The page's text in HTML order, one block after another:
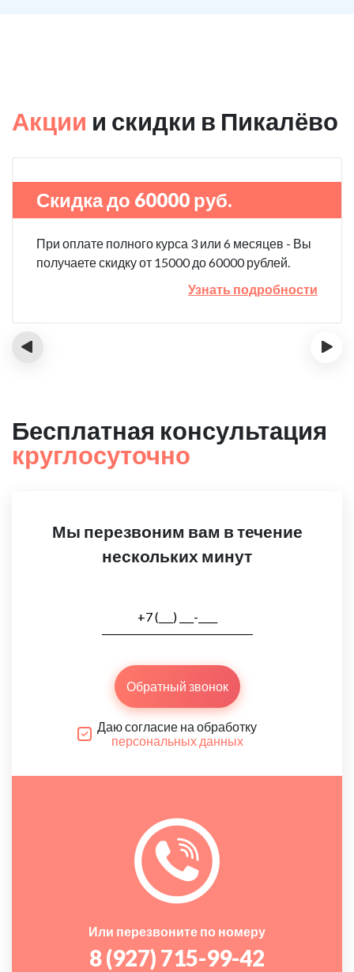
Акции и скидки в Пикалёво
Скидка до 60000 руб.
При оплате полного курса 3 или 6 месяцев - Вы
получаете скидку от 15000 до 60000 рублей.
Узнать подробности
‹ ›
Бесплатная консультация
круглосуточно
Мы перезвоним вам в течение
нескольких минут
Обратный звонок
Даю согласие на обработку
персональных данных
Или перезвоните по номеру
8 (927) 715-99-42